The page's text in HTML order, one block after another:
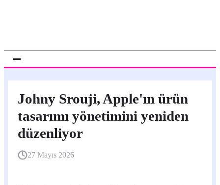
Johny Srouji, Apple'ın ürün
tasarımı yönetimini yeniden
düzenliyor
27 Mayıs 2026